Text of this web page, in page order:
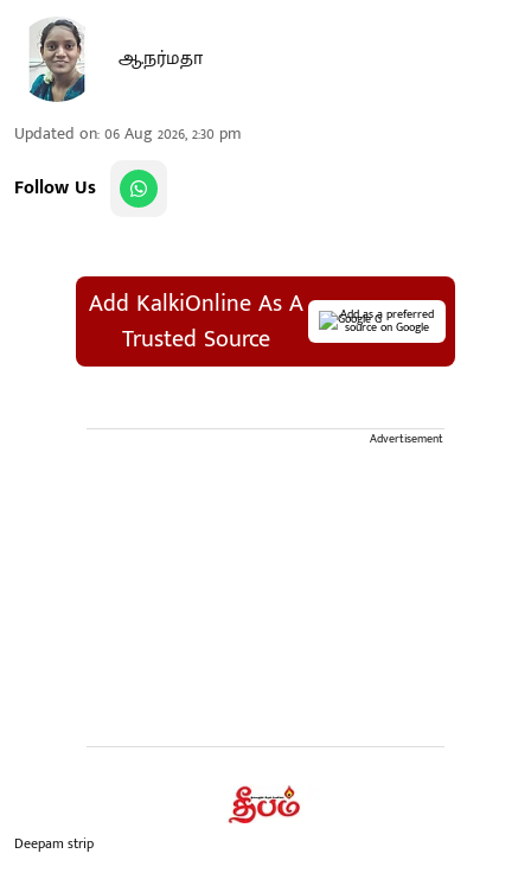
ஆ.நர்மதா
Updated on:06 Aug 2026, 2:30 pm
Follow Us
Add KalkiOnline As A
Trusted Source
Add as a preferred
source on Google
Advertisement
Deepam strip